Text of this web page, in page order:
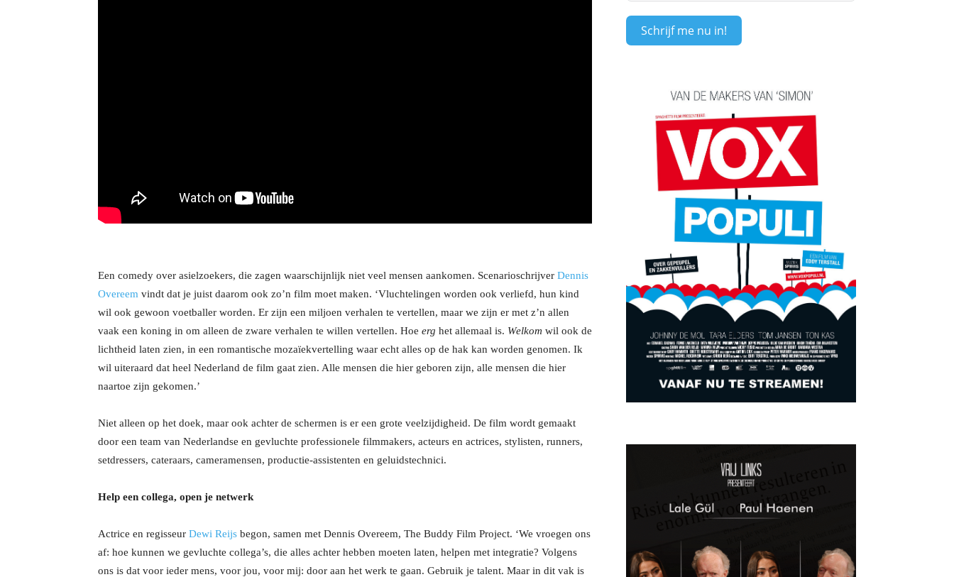
Een comedy over asielzoekers, die zagen waarschijnlijk niet veel mensen aankomen. Scenarioschrijver Dennis
Overeem vindt dat je juist daarom ook zo’n film moet maken. ‘Vluchtelingen worden ook verliefd, hun kind
wil ook gewoon voetballer worden. Er zijn een miljoen verhalen te vertellen, maar we zijn er met z’n allen
vaak een koning in om alleen de zware verhalen te willen vertellen. Hoe erg het allemaal is. Welkom wil ook de
lichtheid laten zien, in een romantische mozaïekvertelling waar echt alles op de hak kan worden genomen. Ik
wil uiteraard dat heel Nederland de film gaat zien. Alle mensen die hier geboren zijn, alle mensen die hier
naartoe zijn gekomen.’
Niet alleen op het doek, maar ook achter de schermen is er een grote veelzijdigheid. De film wordt gemaakt
door een team van Nederlandse en gevluchte professionele filmmakers, acteurs en actrices, stylisten, runners,
setdressers, cateraars, cameramensen, productie-assistenten en geluidstechnici.
Help een collega, open je netwerk
Actrice en regisseur Dewi Reijs begon, samen met Dennis Overeem, The Buddy Film Project. ‘We vroegen ons
af: hoe kunnen we gevluchte collega’s, die alles achter hebben moeten laten, helpen met integratie? Volgens
ons is dat voor ieder mens, voor jou, voor mij: door aan het werk te gaan. Gebruik je talent. Maar in dit vak is
Schrijf me nu in!